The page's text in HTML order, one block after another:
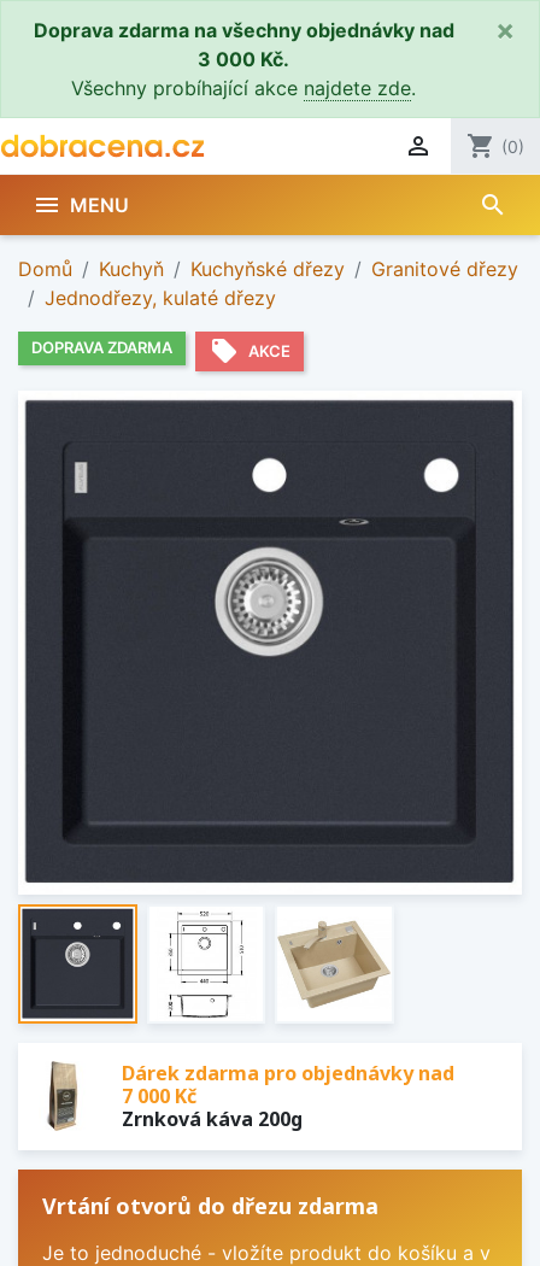
Doprava zdarma na všechny objednávky nad
3 000 Kč.
Všechny probíhající akce najdete zde.
×
 shopping_cart (0)
 MENU search
Domů Kuchyň Kuchyňské dřezy
Granitové dřezy
Jednodřezy, kulaté dřezy
DOPRAVA ZDARMA local_offer AKCE
Dárek zdarma pro objednávky nad
7 000 Kč
Zrnková káva 200g
Vrtání otvorů do dřezu zdarma
Je to jednoduché - vložíte produkt do košíku a v